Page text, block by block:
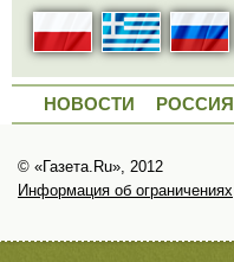
НОВОСТИ РОССИЯ
© «Газета.Ru», 2012
Информация об ограничениях